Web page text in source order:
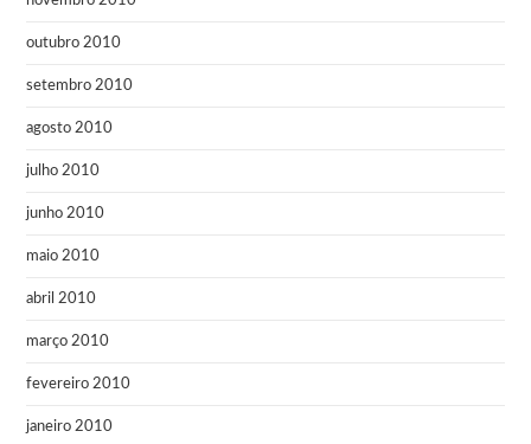
outubro 2010
setembro 2010
agosto 2010
julho 2010
junho 2010
maio 2010
abril 2010
março 2010
fevereiro 2010
janeiro 2010